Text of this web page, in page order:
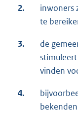
2.
inwoners
te
3.
de
vinden
4.